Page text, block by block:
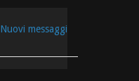
Nuovi messaggi